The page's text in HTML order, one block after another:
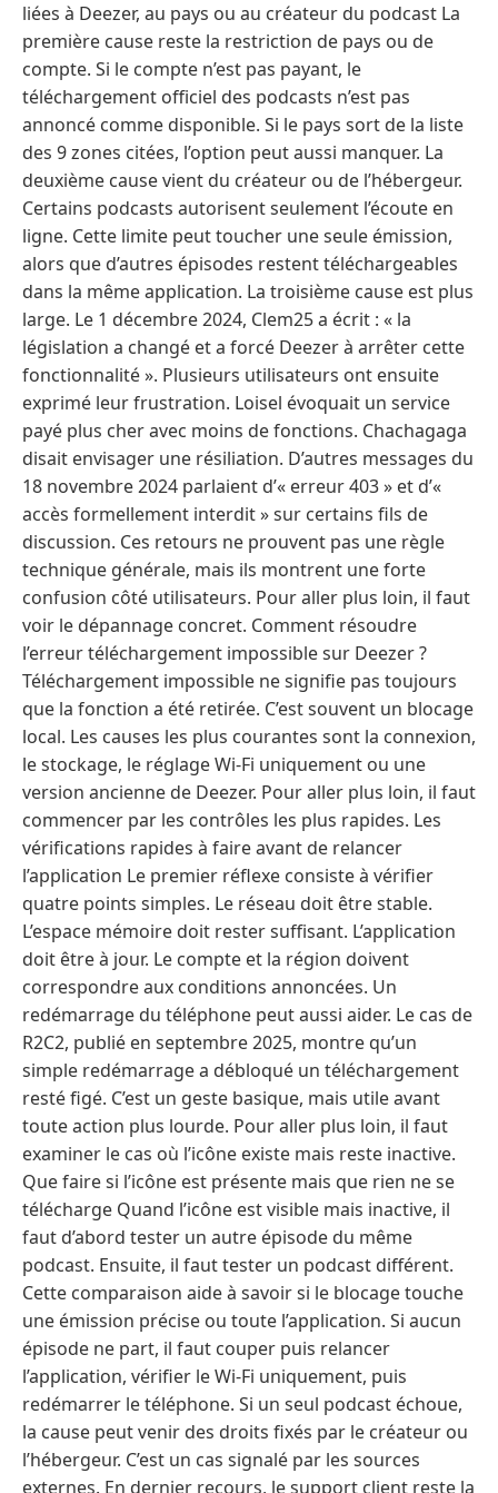
liées à Deezer, au pays ou au créateur du podcast La
première cause reste la restriction de pays ou de
compte. Si le compte n’est pas payant, le
téléchargement officiel des podcasts n’est pas
annoncé comme disponible. Si le pays sort de la liste
des 9 zones citées, l’option peut aussi manquer. La
deuxième cause vient du créateur ou de l’hébergeur.
Certains podcasts autorisent seulement l’écoute en
ligne. Cette limite peut toucher une seule émission,
alors que d’autres épisodes restent téléchargeables
dans la même application. La troisième cause est plus
large. Le 1 décembre 2024, Clem25 a écrit : « la
législation a changé et a forcé Deezer à arrêter cette
fonctionnalité ». Plusieurs utilisateurs ont ensuite
exprimé leur frustration. Loisel évoquait un service
payé plus cher avec moins de fonctions. Chachagaga
disait envisager une résiliation. D’autres messages du
18 novembre 2024 parlaient d’« erreur 403 » et d’«
accès formellement interdit » sur certains fils de
discussion. Ces retours ne prouvent pas une règle
technique générale, mais ils montrent une forte
confusion côté utilisateurs. Pour aller plus loin, il faut
voir le dépannage concret. Comment résoudre
l’erreur téléchargement impossible sur Deezer ?
Téléchargement impossible ne signifie pas toujours
que la fonction a été retirée. C’est souvent un blocage
local. Les causes les plus courantes sont la connexion,
le stockage, le réglage Wi‑Fi uniquement ou une
version ancienne de Deezer. Pour aller plus loin, il faut
commencer par les contrôles les plus rapides. Les
vérifications rapides à faire avant de relancer
l’application Le premier réflexe consiste à vérifier
quatre points simples. Le réseau doit être stable.
L’espace mémoire doit rester suffisant. L’application
doit être à jour. Le compte et la région doivent
correspondre aux conditions annoncées. Un
redémarrage du téléphone peut aussi aider. Le cas de
R2C2, publié en septembre 2025, montre qu’un
simple redémarrage a débloqué un téléchargement
resté figé. C’est un geste basique, mais utile avant
toute action plus lourde. Pour aller plus loin, il faut
examiner le cas où l’icône existe mais reste inactive.
Que faire si l’icône est présente mais que rien ne se
télécharge Quand l’icône est visible mais inactive, il
faut d’abord tester un autre épisode du même
podcast. Ensuite, il faut tester un podcast différent.
Cette comparaison aide à savoir si le blocage touche
une émission précise ou toute l’application. Si aucun
épisode ne part, il faut couper puis relancer
l’application, vérifier le Wi‑Fi uniquement, puis
redémarrer le téléphone. Si un seul podcast échoue,
la cause peut venir des droits fixés par le créateur ou
l’hébergeur. C’est un cas signalé par les sources
externes. En dernier recours, le support client reste la